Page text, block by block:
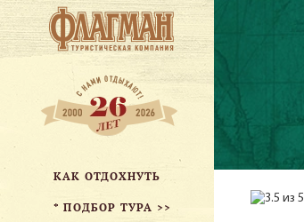
КАК ОТДОХНУТЬ
* ПОДБОР ТУРА >>